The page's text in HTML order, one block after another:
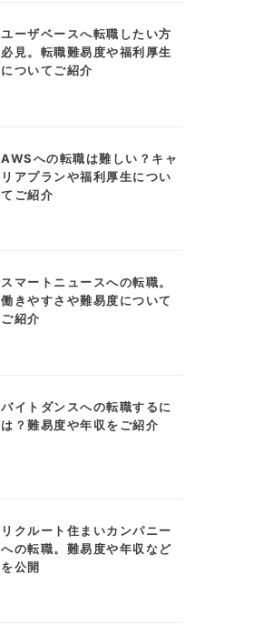
ユーザベースへ転職したい方
必見。転職難易度や福利厚生
についてご紹介
AWSへの転職は難しい？キャ
リアプランや福利厚生につい
てご紹介
スマートニュースへの転職。
働きやすさや難易度について
ご紹介
バイトダンスへの転職するに
は？難易度や年収をご紹介
リクルート住まいカンパニー
への転職。難易度や年収など
を公開